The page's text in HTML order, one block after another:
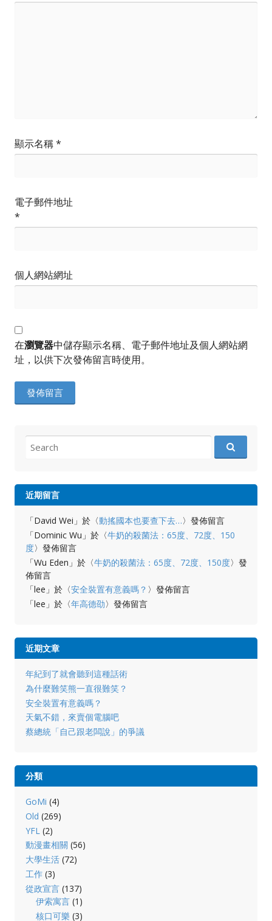
顯示名稱*
電子郵件地址
*
個人網站網址
在瀏覽器中儲存顯示名稱、電子郵件地址及個人網站網
址，以供下次發佈留言時使用。
for:
近期留言
「David Wei 」於〈動搖國本也要查下去…〉發佈留言
「Dominic Wu 」於〈牛奶的殺菌法：65度、72度、150
度〉發佈留言
「Wu Eden 」於〈牛奶的殺菌法：65度、72度、150度〉發
佈留言
「lee 」於〈安全裝置有意義嗎？ 〉發佈留言
「lee 」於〈年高德劭〉發佈留言
近期文章
年紀到了就會聽到這種話術
為什麼難笑熊一直很難笑？
安全裝置有意義嗎？
天氣不錯，來賣個電腦吧
蔡總統「自己跟老闆說」的爭議
分類
GoMi (4)
Old (269)
YFL (2)
動漫畫相關 (56)
大學生活(72)
工作(3)
從政宣言(137)
伊索寓言 (1)
核口可樂 (3)